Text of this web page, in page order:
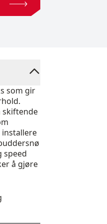
som gir
skiftende
speed
å gjøre